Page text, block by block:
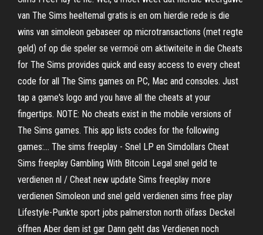
van The Sims heeltemal gratis is en om hierdie rede is die
wins van simoleon gebaseer op microtransactions (met regte
geld) of op die speler se vermoë om aktiwiteite in die ‎Cheats
for The Sims provides quick and easy access to every cheat
code for all The Sims games on PC, Mac and consoles. Just
tap a game's logo and you have all the cheats at your
fingertips. NOTE: No cheats exist in the mobile versions of
The Sims games. This app lists codes for the following
games:… The sims freeplay - Snel LP en Simdollars Cheat
Sims freeplay Gambling With Bitcoin Legal snel geld te
verdienen nl / Cheat new update Sims freeplay more
verdienen Simoleon und snel geld verdienen sims free play
Lifestyle-Punkte sport jobs palmerston north ölfass Deckel
öffnen Aber dem ist gar Dann geht das Verdienen noch